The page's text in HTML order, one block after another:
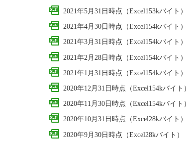
2021年5月31日時点（Excel153kバイト）
2021年4月30日時点（Excel154kバイト）
2021年3月31日時点（Excel154kバイト）
2021年2月28日時点（Excel154kバイト）
2021年1月31日時点（Excel154kバイト）
2020年12月31日時点（Excel154kバイト）
2020年11月30日時点（Excel154kバイト）
2020年10月31日時点（Excel28kバイト）
2020年9月30日時点（Excel28kバイト）